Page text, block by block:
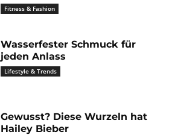
Fitness & Fashion
Wasserfester Schmuck für
jeden Anlass
Lifestyle & Trends
Gewusst? Diese Wurzeln hat
Hailey Bieber